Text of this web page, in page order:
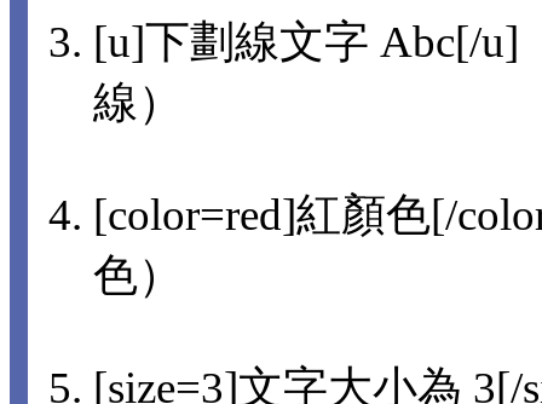
[u]下劃線文字 Abc[/
線）
[color=red]紅顏色[/
色）
[size=3]文字大小為